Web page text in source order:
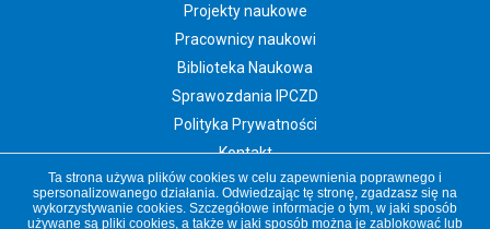
Projekty naukowe
Pracownicy naukowi
Biblioteka Naukowa
Sprawozdania IPCZD
Polityka Prywatności
Kontakt
Newsletter IPCZD
Ta strona używa plików cookies w celu zapewnienia poprawnego i
spersonalizowanego działania. Odwiedzając tę stronę, zgadzasz się na
wykorzystywanie cookies. Szczegółowe informacje o tym, w jaki sposób
używane są pliki cookies, a także w jaki sposób można je zablokować lub